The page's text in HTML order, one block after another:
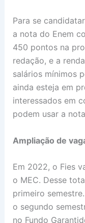
Para se
a nota do Enem
450 pontos na
redação, e a
salários mínimos
ainda esteja em
interessados em
podem usar a
Ampliação de
Em 2022, o Fies
o MEC. Desse
primeiro
o segundo
no Fundo